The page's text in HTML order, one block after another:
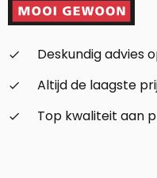
check_small
Deskundig advies
check_small
Altijd de laagste
check_small
Top kwaliteit aan